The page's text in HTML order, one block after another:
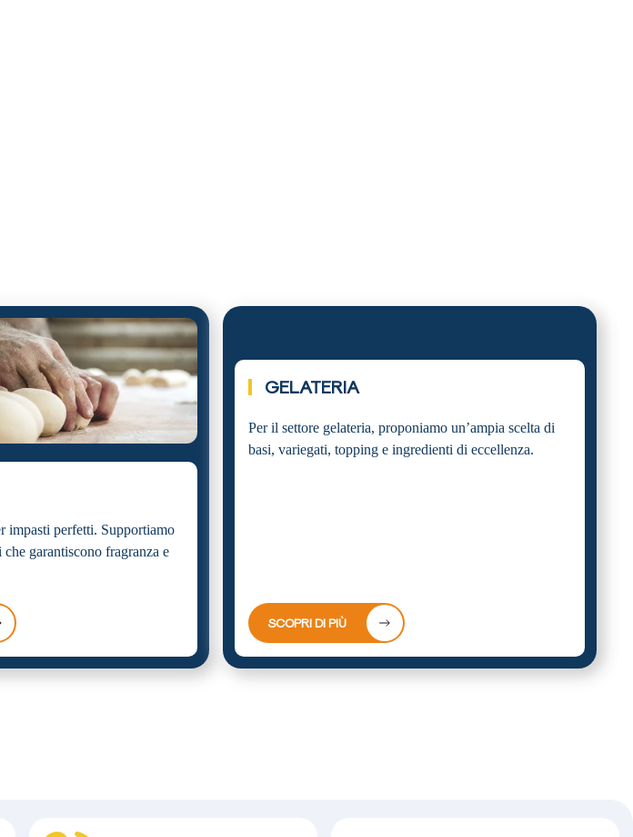
impasti perfetti. Supportiamo
garantiscono fragranza e
GELATERIA
Per il settore gelateria, proponiamo un’ampia scelta di
basi, variegati, topping e ingredienti di eccellenza.
SCOPRI DI PIÙ